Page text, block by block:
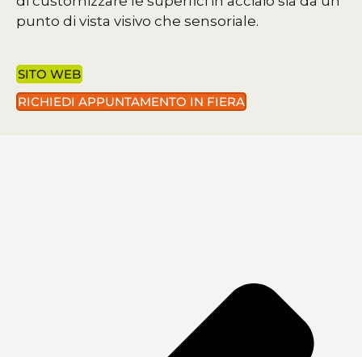
punto di vista visivo che sensoriale.
SITO WEB
RICHIEDI APPUNTAMENTO IN FIERA